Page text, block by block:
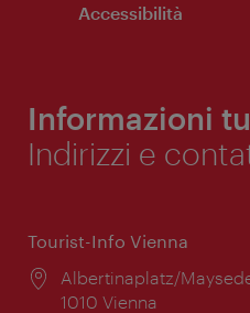
Accessibilità
Informazioni
Indirizzi e
Tourist-Info Vienna
Posizione:
Albertinaplatz/
1010 Vienna